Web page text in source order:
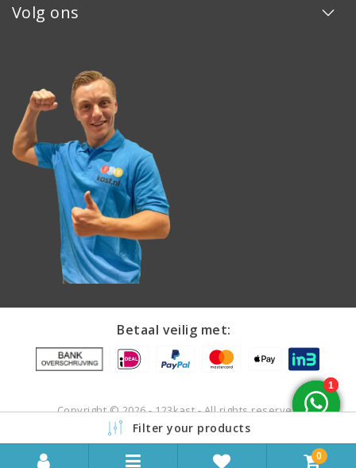
Volg ons
Betaal veilig met:
Copyright © 2026 - 123kast - All rights reserved
Filter your products
0